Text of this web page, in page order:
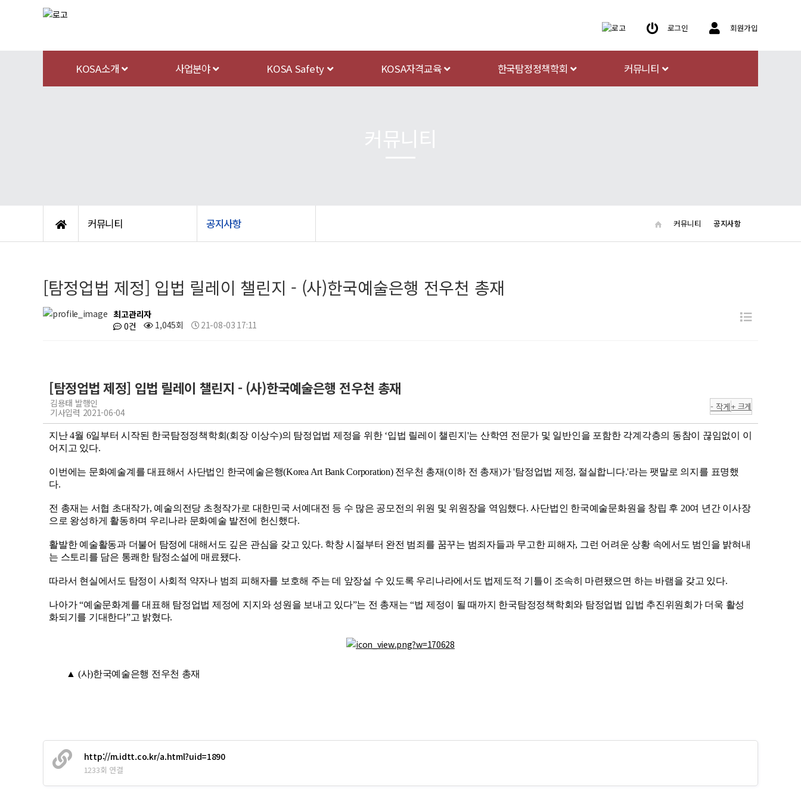
로그인 회원가입
KOSA소개 사업분야 KOSA Safety KOSA자격교육 한국탐정정책학회 커뮤니티
커뮤니티 공지사항 커뮤니티 공지사항
[탐정업법 제정] 입법 릴레이 챌린지 - (사)한국예술은행 전우천 총재
최고관리자
0건
1,045회 21-08-03 17:11
[탐정업법 제정] 입법 릴레이 챌린지 - (사)한국예술은행 전우천 총재
- 작게+ 크게
김용태 발행인
기사입력 2021-06-04
지난 4월 6일부터 시작된 한국탐정정책학회(회장 이상수)의 탐정업법 제정을 위한 ‘입법 릴레이 챌린지'는 산학연 전문가 및 일반인을 포함한 각계각층의 동참이 끊임없이 이
어지고 있다.
이번에는 문화예술계를 대표해서 사단법인 한국예술은행(Korea Art Bank Corporation) 전우천 총재(이하 전 총재)가 '탐정업법 제정, 절실합니다.'라는 팻말로 의지를 표명했
다.
전 총재는 서협 초대작가, 예술의전당 초청작가로 대한민국 서예대전 등 수 많은 공모전의 위원 및 위원장을 역임했다. 사단법인 한국예술문화원을 창립 후 20여 년간 이사장
으로 왕성하게 활동하며 우리나라 문화예술 발전에 헌신했다.
활발한 예술활동과 더불어 탐정에 대해서도 깊은 관심을 갖고 있다. 학창 시절부터 완전 범죄를 꿈꾸는 범죄자들과 무고한 피해자, 그런 어려운 상황 속에서도 범인을 밝혀내
는 스토리를 담은 통쾌한 탐정소설에 매료됐다.
따라서 현실에서도 탐정이 사회적 약자나 범죄 피해자를 보호해 주는 데 앞장설 수 있도록 우리나라에서도 법제도적 기틀이 조속히 마련됐으면 하는 바램을 갖고 있다.
나아가 “예술문화계를 대표해 탐정업법 제정에 지지와 성원을 보내고 있다”는 전 총재는 “법 제정이 될 때까지 한국탐정정책학회와 탐정업법 입법 추진위원회가 더욱 활성
화되기를 기대한다”고 밝혔다.
▲ (사)한국예술은행 전우천 총재
http://m.idtt.co.kr/a.html?uid=1890
1233회 연결